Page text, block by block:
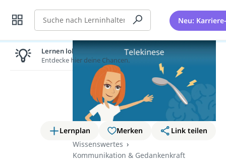
Suche Neu:
Lernplan Merken
Link teilen
Wissenswertes
Kommunikation & Gedankenkraft
Lernen lohnt sich!
Entdecke hier deine Chancen.